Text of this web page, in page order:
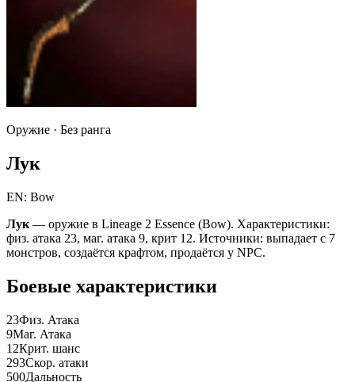
Оружие · Без ранга
Лук
EN: Bow
Лук — оружие в Lineage 2 Essence (Bow). Характеристики:
физ. атака 23, маг. атака 9, крит 12. Источники: выпадает с 7
монстров, создаётся крафтом, продаётся у NPC.
Боевые характеристики
23Физ. Атака
9Маг. Атака
12Крит. шанс
293Скор. атаки
500Дальность